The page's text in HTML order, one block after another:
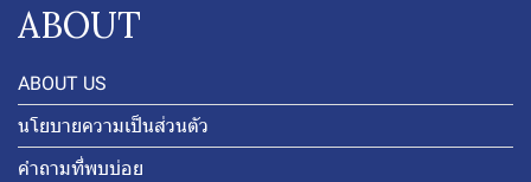
ABOUT
ABOUT US
นโยบายความเป็นส่วนตัว
คำถามที่พบบ่อย